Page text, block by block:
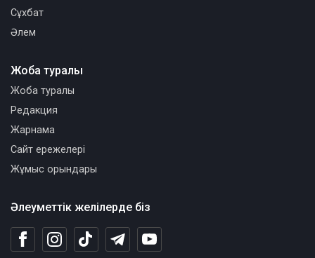
Әлеуметтік желілерде біз
Сұхбат
Әлем
Жоба туралы
Жоба туралы
Редакция
Жарнама
Сайт ережелері
Жұмыс орындары